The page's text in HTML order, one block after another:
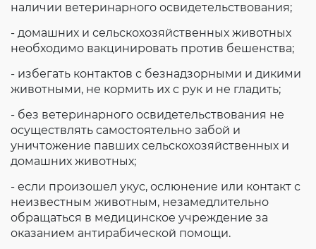
наличии ветеринарного освидетельствования;
- домашних и сельскохозяйственных животных
необходимо вакцинировать против бешенства;
- избегать контактов с безнадзорными и дикими
животными, не кормить их с рук и не гладить;
- без ветеринарного освидетельствования не
осуществлять самостоятельно забой и
уничтожение павших сельскохозяйственных и
домашних животных;
- если произошел укус, ослюнение или контакт с
неизвестным животным, незамедлительно
обращаться в медицинское учреждение за
оказанием антирабической помощи.